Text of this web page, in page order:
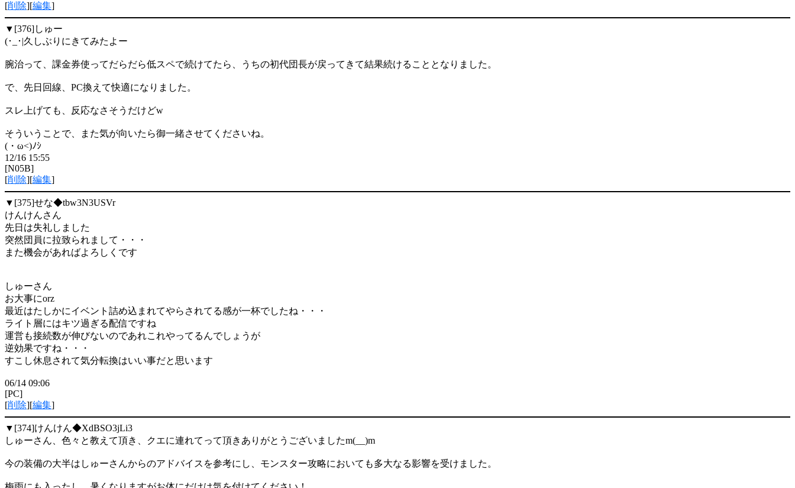
[削除][編集]
▼[376]しゅー
(･_･|久しぶりにきてみたよー
腕治って、課金券使ってだらだら低スペで続けてたら、うちの初代団長が戻ってきて結果続けることとなりました。
で、先日回線、PC換えて快適になりました。
スレ上げても、反応なさそうだけどw
そういうことで、また気が向いたら御一緒させてくださいね。
(・ω<)ﾉｼ
12/16 15:55
[N05B]
[削除][編集]
▼[375]せな◆tbw3N3USVr
けんけんさん
先日は失礼しました
突然団員に拉致られまして・・・
また機会があればよろしくです
しゅーさん
お大事にorz
最近はたしかにイベント詰め込まれてやらされてる感が一杯でしたね・・・
ライト層にはキツ過ぎる配信ですね
運営も接続数が伸びないのであれこれやってるんでしょうが
逆効果ですね・・・
すこし休息されて気分転換はいい事だと思います
06/14 09:06
[PC]
[削除][編集]
▼[374]けんけん◆XdBSO3jLi3
しゅーさん、色々と教えて頂き、クエに連れてって頂きありがとうございましたm(__)m
今の装備の大半はしゅーさんからのアドバイスを参考にし、モンスター攻略においても多大なる影響を受けました。